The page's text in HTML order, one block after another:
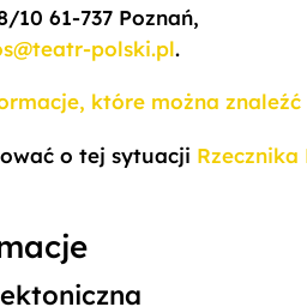
10 61-737 Poznań,
polski.pl.
które można
o tej sytuacji